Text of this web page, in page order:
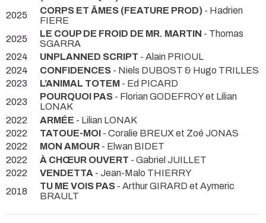
2025
CORPS ET ÂMES (FEATURE PROD) - Hadrien
FIERE
2025
LE COUP DE FROID DE MR. MARTIN - Thomas
SGARRA
2024
UNPLANNED SCRIPT - Alain PRIOUL
2024
CONFIDENCES - Niels DUBOST & Hugo TRILLES
2023
L’ANIMAL TOTEM - Ed PICARD
2023
POURQUOI PAS - Florian GODEFROY et Lilian
LONAK
2022
ARMÉE - Lilian LONAK
2022
TATOUE-MOI - Coralie BREUX et Zoé JONAS
2022
MON AMOUR - Elwan BIDET
2022
À CHŒUR OUVERT - Gabriel JUILLET
2022
VENDETTA - Jean-Malo THIERRY
2018
TU ME VOIS PAS - Arthur GIRARD et Aymeric
BRAULT